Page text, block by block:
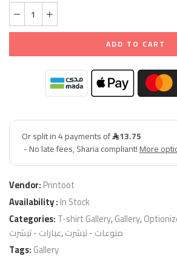
ADD TO CART
Vendor:Printoot
Availability :In Stock
Categories:T-shirt Gallery,Gallery,
عبارات - تيشرت,منوعات - تيشرت
Tags:Gallery